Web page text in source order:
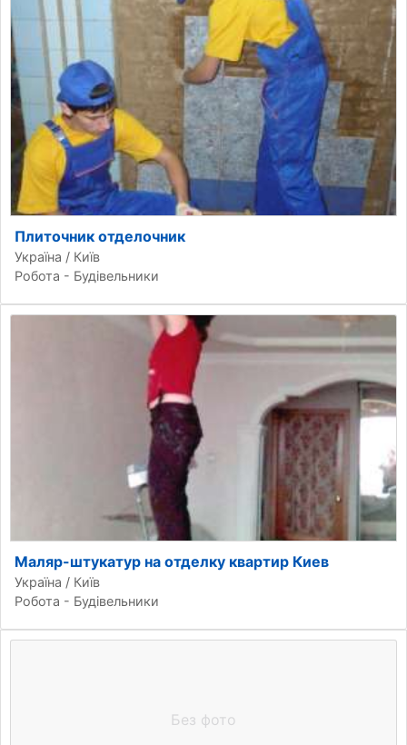
Плиточник отделочник
Україна / Київ
Робота - Будівельники
Маляр-штукатур на отделку квартир Киев
Україна / Київ
Робота - Будівельники
Без фото